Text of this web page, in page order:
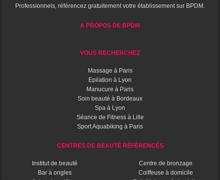
Professionnels, référencez gratuitement votre établissement sur BPDM.
A PROPOS DE BPDM
VOUS RECHERCHEZ
Massage à Paris
Epilation à Lyon
Manucure à Paris
Soin beauté à Bordeaux
Spa à Lyon
Séance de Fitness à Lille
Sport Aquabiking à Paris
CENTRES DE BEAUTÉ RÉFÉRENCÉS
Institut de beauté
Bar à ongles
Centre de bronzage
Coiffeuse à domicile